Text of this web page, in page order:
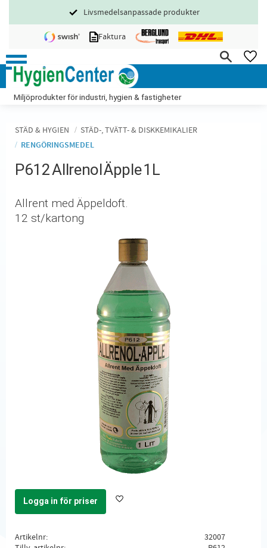
Meny
Livsmedelsanpassade produkter
Faktura
Miljöprodukter för industri, hygien & fastigheter
STÄD & HYGIEN
STÄD-, TVÄTT- & DISKKEMIKALIER
RENGÖRINGSMEDEL
P612 Allrenol Äpple 1L
Allrent med Äppeldoft.
12 st/kartong
Logga in för priser Lägg till i favoriter
Artikelnr
32007